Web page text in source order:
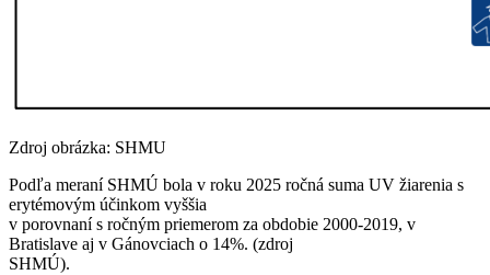
Zdroj obrázka: SHMU
Podľa meraní SHMÚ bola v roku 2025 ročná suma UV žiarenia s
erytémovým účinkom vyššia
v porovnaní s ročným priemerom za obdobie 2000-2019, v
Bratislave aj v Gánovciach o 14%. (zdroj
SHMÚ).